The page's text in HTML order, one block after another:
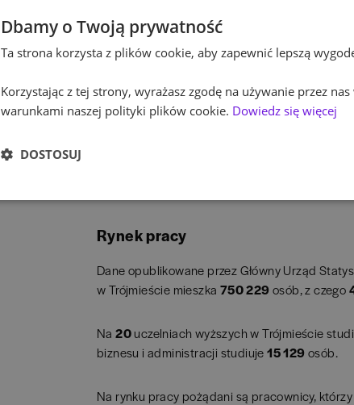
FUJIFILM Europe Business Service
Hempel Paints (Poland)
State Street Bank
EY (dawniej Ernst & Young)
Rynek pracy
Dane opublikowane przez Główny Urząd
w Trójmieście mieszka 750 229osób, z czego
Na20uczelniach wyższych w Trójmieście
biznesu i administracji studiuje15 129osób.
Na rynku pracy pożądani są pracownicy,
Dbamy o Twoją prywatność
Ta strona korzysta z plików cookie, aby zapewnić lepszą
Korzystając z tej strony, wyrażasz zgodę na używanie przez
warunkami naszej polityki plików cookie. Dowiedz się więcej
DOSTOSUJ